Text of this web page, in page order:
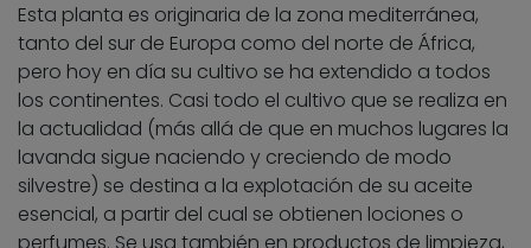
Esta planta es originaria de la zona mediterránea,
tanto del sur de Europa como del norte de África,
pero hoy en día su cultivo se ha extendido a todos
los continentes. Casi todo el cultivo que se realiza en
la actualidad (más allá de que en muchos lugares la
lavanda sigue naciendo y creciendo de modo
silvestre) se destina a la explotación de su aceite
esencial, a partir del cual se obtienen lociones o